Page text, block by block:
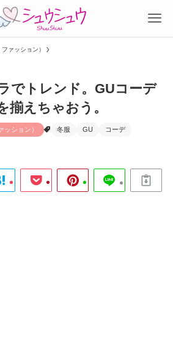
ァッション）
でトレンド。GUコーデ
揃えちゃおう。
ッション） 冬服 GU コーデ